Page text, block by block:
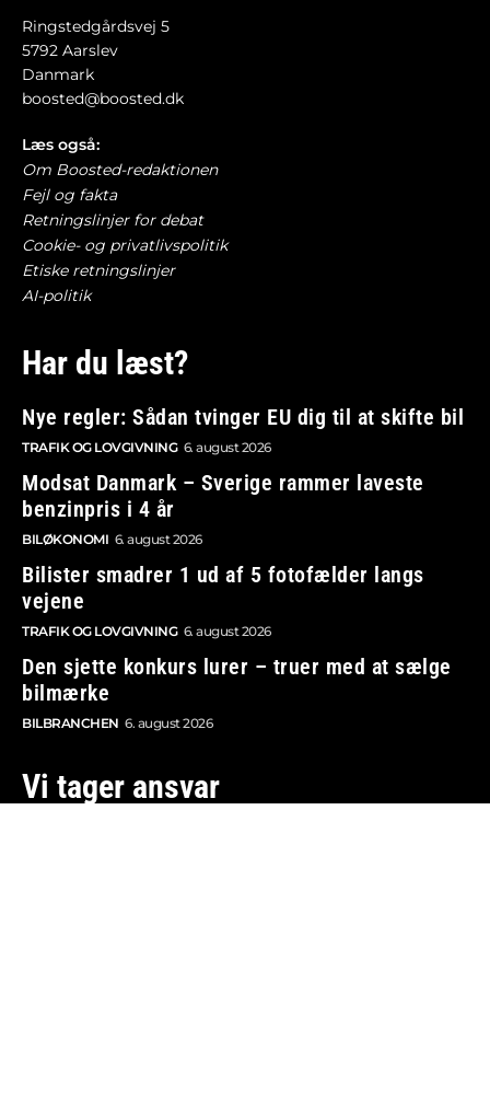
Ringstedgårdsvej 5
5792 Aarslev
Danmark
boosted@boosted.dk
Læs også:
Om Boosted-redaktionen
Fejl og fakta
Retningslinjer for debat
Cookie- og privatlivspolitik
Etiske retningslinjer
AI-politik
Har du læst?
Nye regler: Sådan tvinger EU dig til at skifte bil
TRAFIK OG LOVGIVNING 6. august 2026
Modsat Danmark – Sverige rammer laveste
benzinpris i 4 år
BILØKONOMI 6. august 2026
Bilister smadrer 1 ud af 5 fotofælder langs
vejene
TRAFIK OG LOVGIVNING 6. august 2026
Den sjette konkurs lurer – truer med at sælge
bilmærke
BILBRANCHEN 6. august 2026
Vi tager ansvar